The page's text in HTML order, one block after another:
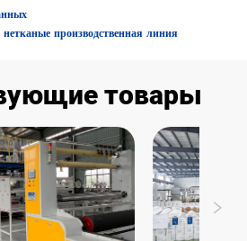
производственная линия
товары